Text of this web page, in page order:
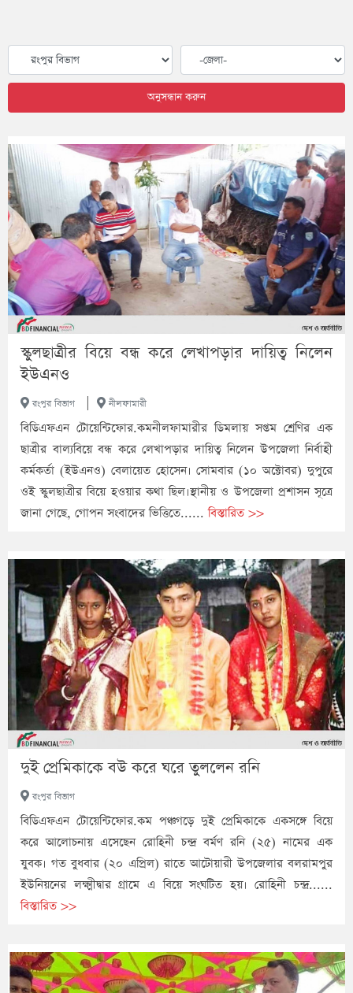
অনুসন্ধান করুন
স্কুলছাত্রীর বিয়ে বন্ধ করে লেখাপড়ার দায়িত্ব নিলেন
ইউএনও
রংপুর বিভাগ নীলফামারী
বিডিএফএন টোয়েন্টিফোর.কমনীলফামারীর ডিমলায় সপ্তম শ্রেণির এক
ছাত্রীর বাল্যবিয়ে বন্ধ করে লেখাপড়ার দায়িত্ব নিলেন উপজেলা নির্বাহী
কর্মকর্তা (ইউএনও) বেলায়েত হোসেন। সোমবার (১০ অক্টোবর) দুপুরে
ওই স্কুলছাত্রীর বিয়ে হওয়ার কথা ছিল।স্থানীয় ও উপজেলা প্রশাসন সূত্রে
জানা গেছে, গোপন সংবাদের ভিত্তিতে......বিস্তারিত >>
দুই প্রেমিকাকে বউ করে ঘরে তুললেন রনি
রংপুর বিভাগ
বিডিএফএন টোয়েন্টিফোর.কম পঞ্চগড়ে দুই প্রেমিকাকে একসঙ্গে বিয়ে
করে আলোচনায় এসেছেন রোহিনী চন্দ্র বর্মণ রনি (২৫) নামের এক
যুবক। গত বুধবার (২০ এপ্রিল) রাতে আটোয়ারী উপজেলার বলরামপুর
ইউনিয়নের লক্ষ্মীদ্বার গ্রামে এ বিয়ে সংঘটিত হয়। রোহিনী চন্দ্র......
বিস্তারিত >>